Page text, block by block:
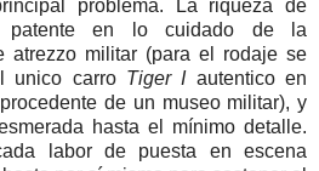
problema. La riqueza de
patente en lo cuidado de la
atrezzo militar (para el rodaje se
unico carro Tiger Iautentico en
de un museo militar), y
hasta el mínimo detalle.
labor de puesta en escena